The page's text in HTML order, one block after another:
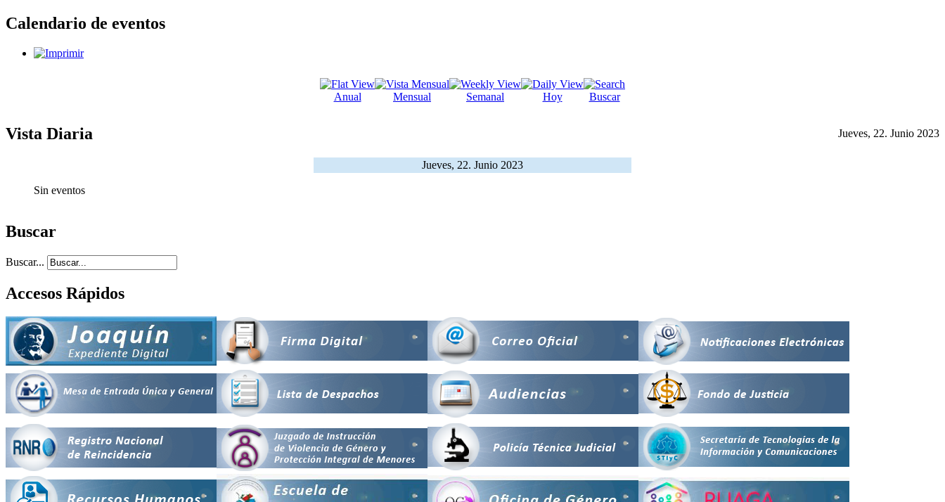
Calendario de eventos
Anual Mensual Semanal Hoy Buscar
Vista Diaria Jueves, 22. Junio 2023
Jueves, 22. Junio 2023
Sin eventos
Buscar
Buscar...
Accesos Rápidos